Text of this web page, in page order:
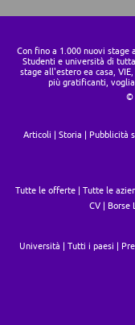
Con fino a 1.000 nuovi stage
Studenti e università di
stage all'estero ea casa,
più gratificanti,
©
Articoli Storia Pubblicità
Tutte le offerte Tutte le
CV
Borse
Università Tutti i paesi